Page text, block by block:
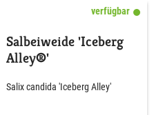
verfügbar
Salbeiweide 'Iceberg
Alley®'
Salix candida 'Iceberg Alley'